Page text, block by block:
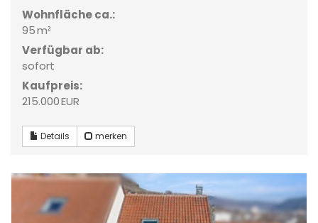
Wohnfläche ca.:
95 m²
Verfügbar ab:
sofort
Kaufpreis:
215.000 EUR
Details merken